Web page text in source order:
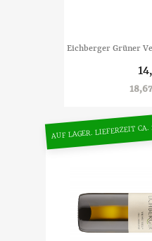
Eichberger Grüner
AUF LAGER. LIEFERZEIT